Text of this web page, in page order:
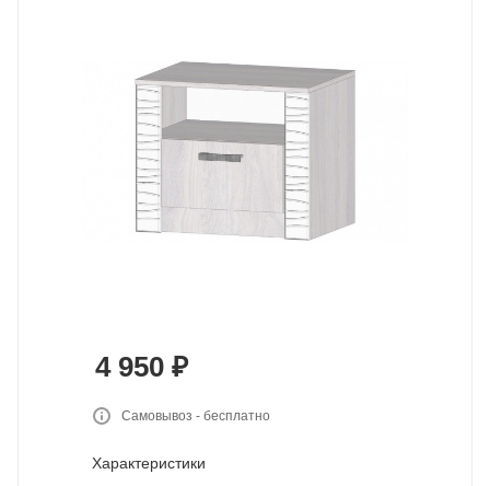
4 950 ₽
Самовывоз - бесплатно
Характеристики